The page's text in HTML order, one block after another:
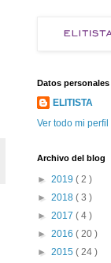
Datos personales
ELITISTA
Ver todo mi perfil
Archivo del blog
► 2019 ( 2 )
► 2018 ( 3 )
► 2017 ( 4 )
► 2016 ( 20 )
► 2015 ( 24 )